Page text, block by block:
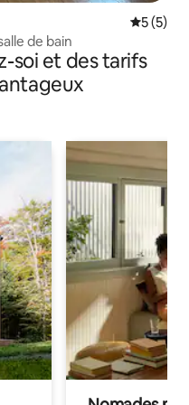
5 (5)
de bain
soi et des tarifs